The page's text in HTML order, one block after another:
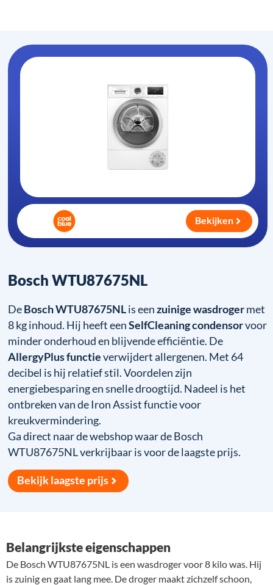
Bosch WTU87675NL
DeBosch WTU87675NLis eenzuinige wasdrogermet
8 kg inhoud. Hij heeft eenSelfCleaning condensorvoor
minder onderhoud en blijvende efficiëntie. De
AllergyPlus functieverwijdert allergenen. Met 64
decibel is hij relatief stil. Voordelen zijn
energiebesparing en snelle droogtijd. Nadeel is het
ontbreken van de Iron Assist functie voor
kreukvermindering.
Ga direct naar de webshop waar de Bosch
WTU87675NL verkrijbaar is voor de laagste prijs.
Bekijk laagste prijs
Bekijken
Belangrijkste eigenschappen
De Bosch WTU87675NL is een wasdroger voor 8 kilo was. Hij
is zuinig en gaat lang mee. De droger maakt zichzelf schoon,